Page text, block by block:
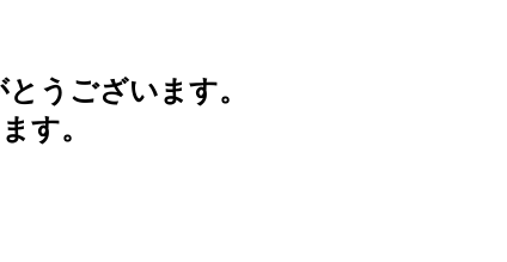
うございます。
す。